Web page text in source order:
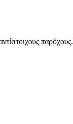
παρόχους.